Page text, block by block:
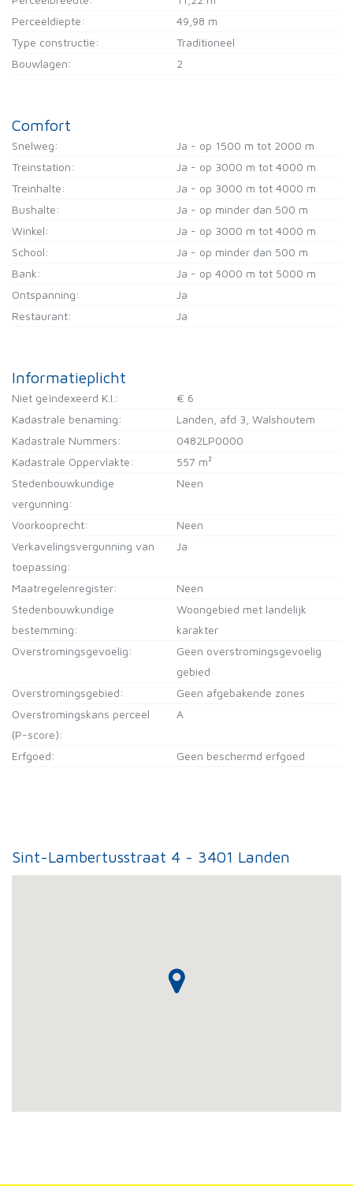
Perceeldiepte:
49,98 m
Type constructie:
Traditioneel
Bouwlagen:
2
Comfort
Snelweg:
Ja - op 1500 m tot 2000 m
Treinstation:
Ja - op 3000 m tot 4000 m
Treinhalte:
Ja - op 3000 m tot 4000 m
Bushalte:
Ja - op minder dan 500 m
Winkel:
Ja - op 3000 m tot 4000 m
School:
Ja - op minder dan 500 m
Bank:
Ja - op 4000 m tot 5000 m
Ontspanning:
Ja
Restaurant:
Ja
Informatieplicht
Niet geïndexeerd K.I.:
€ 6
Kadastrale benaming:
Landen, afd 3, Walshoutem
Kadastrale Nummers:
0482LP0000
Kadastrale Oppervlakte:
557 m²
Stedenbouwkundige
vergunning:
Neen
Voorkooprecht:
Neen
Verkavelingsvergunning van
toepassing:
Ja
Maatregelenregister:
Neen
Stedenbouwkundige
bestemming:
Woongebied met landelijk
karakter
Overstromingsgevoelig:
Geen overstromingsgevoelig
gebied
Overstromingsgebied:
Geen afgebakende zones
Overstromingskans perceel
(P-score):
A
Erfgoed: Geen beschermd erfgoed
Sint-Lambertusstraat 4 - 3401 Landen